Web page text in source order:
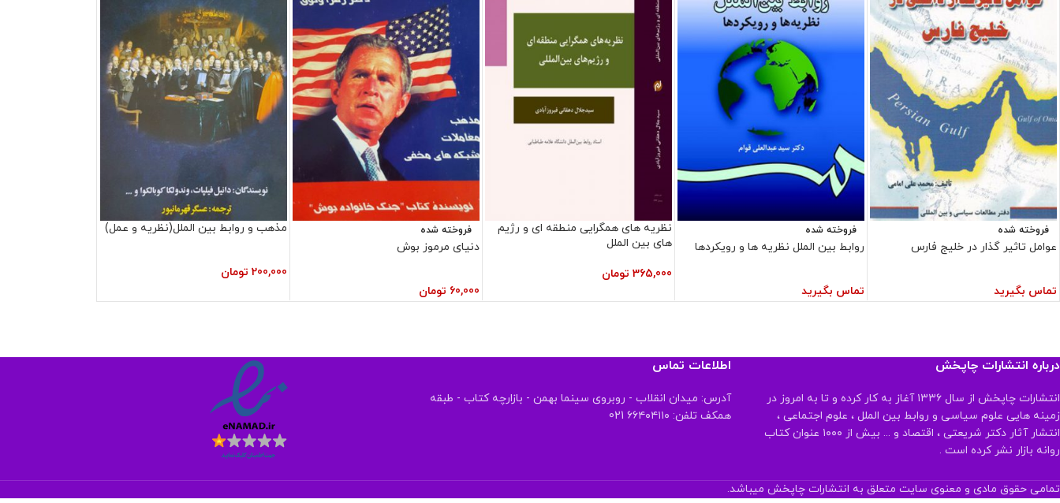
فروخته شده
عوامل تاثیر گذار در خلیج فارس
تماس بگیرید
فروخته شده
روابط بین الملل نظریه ها و رویکردها
تماس بگیرید
نظریه های همگرایی منطقه ای و رژیم
های بین الملل
365,000 تومان
فروخته شده
دنیای مرموز بوش
60,000 تومان
مذهب و روابط بین الملل(نظریه و عمل)
200,000 تومان
درباره انتشارات چاپخش
انتشارات چاپخش از سال ۱۳۳۶ آغاز به کار کرده و تا به امروز در
زمینه هایی علوم سیاسی و روابط بین الملل ، علوم اجتماعی ،
انتشار آثار دکتر شریعتی ، اقتصاد و ... بیش از ۱۰۰۰ عنوان کتاب
روانه بازار نشر کرده است .
اطلاعات تماس
آدرس: میدان انقلاب - روبروی سینما بهمن - بازارچه کتاب - طبقه
همکف تلفن: ۶۶۴۰۴۱۱۰ 021
تمامی حقوق مادی و معنوی سایت متعلق به انتشارات چاپخش میباشد.